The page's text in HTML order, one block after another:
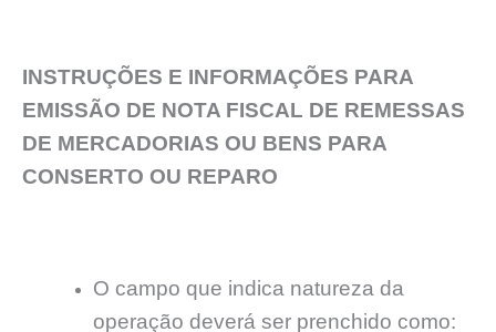
INSTRUÇÕES E INFORMAÇÕES PARA
EMISSÃO DE NOTA FISCAL DE REMESSAS
DE MERCADORIAS OU BENS PARA
CONSERTO OU REPARO
O campo que indica natureza da
operação deverá ser prenchido como: